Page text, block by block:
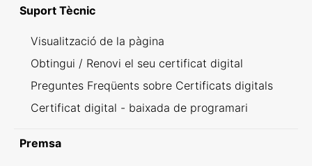
Suport Tècnic
Visualització de la pàgina
Obtingui / Renovi el seu certificat digital
Preguntes Freqüents sobre Certificats digitals
Certificat digital - baixada de programari
Premsa